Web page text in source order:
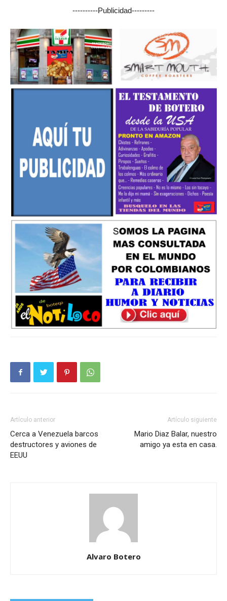
----------Publicidad---------
Artículo anterior
Cerca a Venezuela barcos
destructores y aviones de
EEUU
Artículo siguiente
Mario Diaz Balar, nuestro
amigo ya esta en casa.
Alvaro Botero